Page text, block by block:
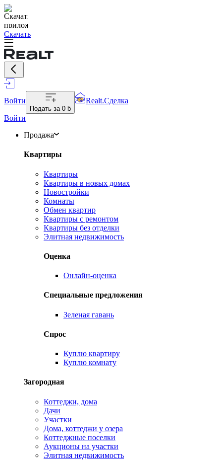
Скачать
Войти
Подать за 0 ƃ
Realt.Сделка
Войти
Продажа
Квартиры
Квартиры
Квартиры в новых домах
Новостройки
Комнаты
Обмен квартир
Квартиры с ремонтом
Квартиры без отделки
Элитная недвижимость
Оценка
Онлайн-оценка
Специальные предложения
Зеленая гавань
Спрос
Куплю квартиру
Куплю комнату
Загородная
Коттеджи, дома
Дачи
Участки
Дома, коттеджи у озера
Коттеджные поселки
Аукционы на участки
Элитная недвижимость